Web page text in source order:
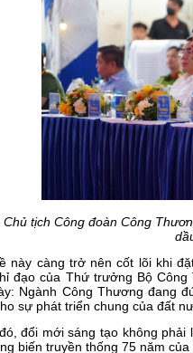
Chủ tịch Công đoàn Công
này càng trở nên cốt lõi khi
đạo của Thứ trưởng Bộ
Ngành Công Thương đang
sự phát triển chung của đất
đổi mới sáng tạo không
biến truyền thống 75 năm